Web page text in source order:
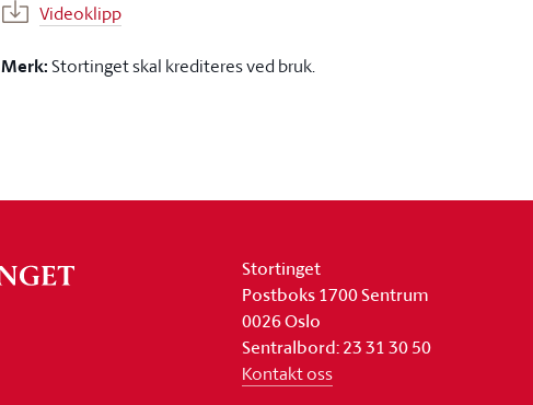
Videoklipp
Merk:Stortinget skal krediteres ved bruk.
Stortinget
Postboks 1700 Sentrum
0026 Oslo
Sentralbord: 23 31 30 50
Kontakt oss